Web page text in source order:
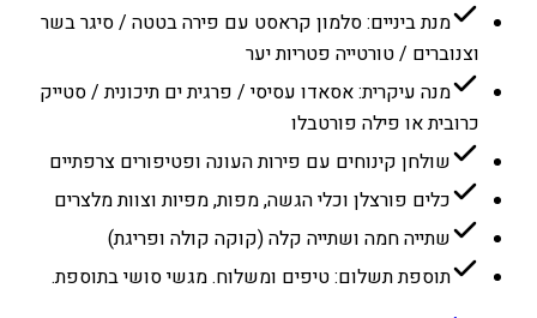
מנת ביניים: סלמון קראסט עם פירה בטטה / סיגר בשר
וצנוברים / טורטייה פטריות יער
מנה עיקרית: אסאדו עסיסי / פרגית ים תיכונית / סטייק
כרובית או פילה פורטבלו
שולחן קינוחים עם פירות העונה ופטיפורים צרפתיים
כלים פורצלן וכלי הגשה, מפות, מפיות וצוות מלצרים
שתייה חמה ושתייה קלה (קוקה קולה ופריגת)
תוספת תשלום: טיפים ומשלוח. מגשי סושי בתוספת.